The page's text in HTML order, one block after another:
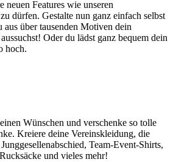
neuen Features wie unseren
dürfen. Gestalte nun ganz einfach selbst
über tausenden Motiven dein
Oder du lädst ganz bequem dein
hoch.
Wünschen und verschenke so tolle
Kreiere deine Vereinskleidung, die
Team-Event-Shirts,
und vieles mehr!